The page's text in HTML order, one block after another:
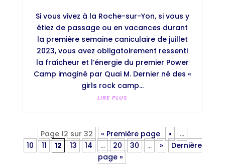
Si vous vivez à la Roche-sur-Yon, si vous y
étiez de passage ou en vacances durant
la première semaine caniculaire de juillet
2023, vous avez obligatoirement ressenti
la fraîcheur et l’énergie du premier Power
Camp imaginé par Quai M. Dernier né des «
girls rock camp...
LIRE PLUS
Page 12 sur 32 « Première page «
…
10
11 12 13 14 … 20 30 … »
Dernière
page »